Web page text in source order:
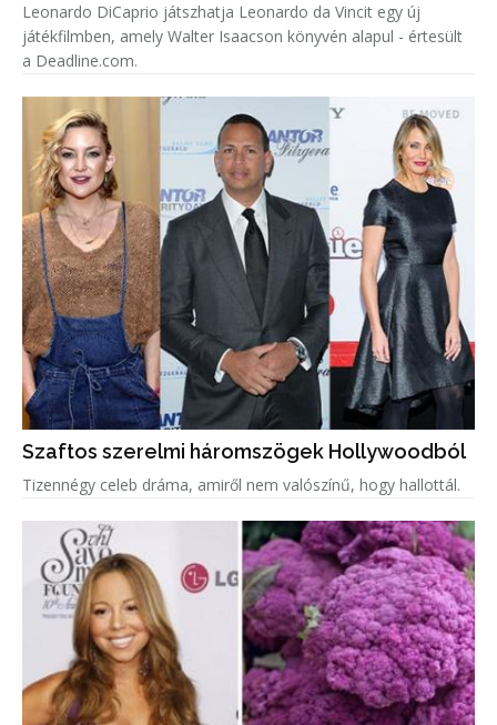
Leonardo DiCaprio játszhatja Leonardo da Vincit egy új
játékfilmben, amely Walter Isaacson könyvén alapul - értesült
a Deadline.com.
Szaftos szerelmi háromszögek Hollywoodból
Tizennégy celeb dráma, amiről nem valószínű, hogy hallottál.